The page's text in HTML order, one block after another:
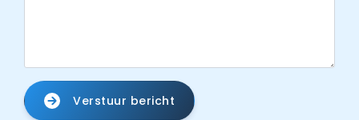
Verstuur bericht